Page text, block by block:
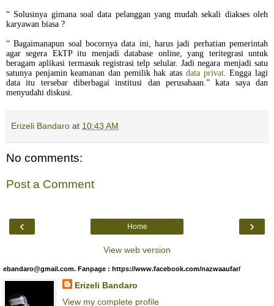
“ Solusinya gimana soal data pelanggan yang mudah sekali diakses oleh
karyawan biasa ?
“ Bagaimanapun soal bocornya data ini, harus jadi perhatian pemerintah
agar segera EkTP itu menjadi database online, yang teritegrasi untuk
beragam aplikasi termasuk registrasi telp selular. Jadi negara menjadi satu
satunya penjamin keamanan dan pemilik hak atas data privat. Engga lagi
data itu tersebar diberbagai institusi dan perusahaan.” kata saya dan
menyudahi diskusi.
Erizeli Bandaro at 10:43 AM
No comments:
Post a Comment
‹ ›
Home
View web version
ebandaro@gmail.com. Fanpage : https://www.facebook.com/nazwaaufar/
Erizeli Bandaro
View my complete profile